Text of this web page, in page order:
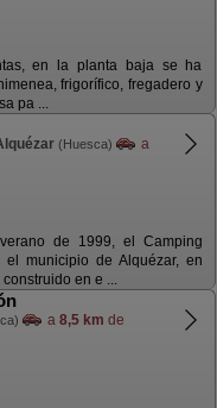
en la planta baja se ha
frigorífico, fregadero y
pa ...
(Huesca)
a
de 1999, el Camping
municipio de Alquézar, en
en e ...
a 8,5 km de